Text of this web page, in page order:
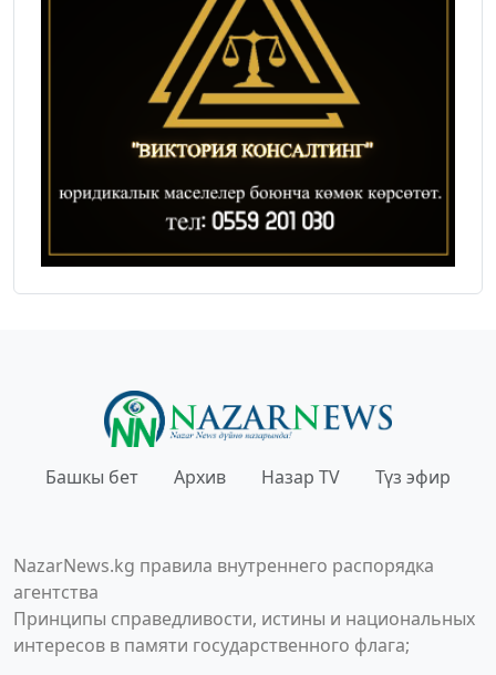
Башкы бет Архив Назар TV Түз эфир
NazarNews.kg правила внутреннего распорядка
агентства
Принципы справедливости, истины и национальных
интересов в памяти государственного флага;